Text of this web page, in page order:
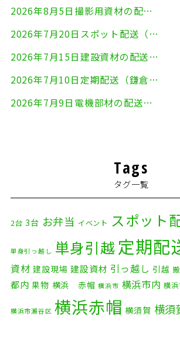
2026年8月5日撮影用資材の配送（鎌倉市⇒港区）
2026年7月20日スポット配送（横浜市金沢区⇒愛知県豊川市）
2026年7月15日建設資材の配送（横浜市金沢区⇒横須賀市）
2026年7月10日定期配送（鎌倉市⇔大田区）
2026年7月9日電機部材の配送（横浜市戸塚区⇒品川区）
Tags
タグ一覧
2台 3台 お弁当 イベント スポット
単身引っ越し 単身引越 定期配
資材 建設現場 建設資材 引っ越し 引越
都内 果物 横浜 赤帽 横浜市 横浜市内 横
横浜市瀬谷区 横浜赤帽 横須賀 横須